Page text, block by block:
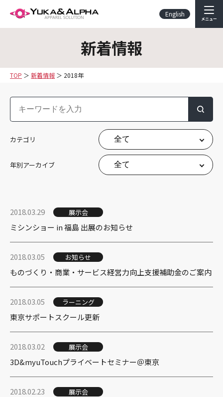
English
メニュー
新着情報
TOP 新着情報 2018年
2018.03.29 展示会
ミシンショー in 福島 出展のお知らせ
2018.03.05 お知らせ
ものづくり・商業・サービス経営力向上支援補助金のご案内
2018.03.05 ラーニング
東京サポートスクール更新
2018.03.02 展示会
3D&myuTouchプライベートセミナー＠東京
2018.02.23 展示会
検索
カテゴリ
年別アーカイブ